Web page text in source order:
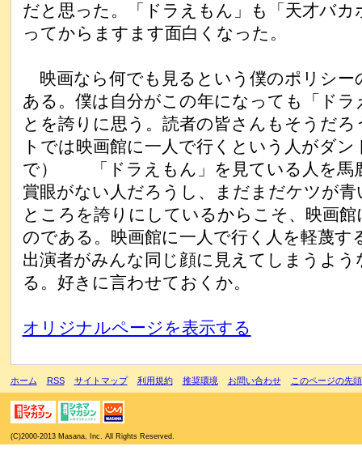
だと思った。「ドラえもん」も「天才バカ
ってからますます面白くなった。
映画なら何でも見るという僕のポリシー
ある。僕は自分がこの年になっても「ド
とを誇りに思う。読者の皆さんもそうだ
トでは映画館に一人で行くという人がダ
で） 「ドラえもん」を見ている人を馬
賞眼がない人だろうし、まだまだケツが
ところを誇りにしているからこそ、映画
のである。映画館に一人で行く人を軽蔑す
出演者がみんな同じ顔に見えてしまうよう
る。好きに言わせておくか。
オリジナルページを表示する
ホーム RSS サイトマップ 利用規約 推奨環境 お問い合わせ このページの先頭
(C)2000-2013 Masana, Inc. All Rights Reserved.